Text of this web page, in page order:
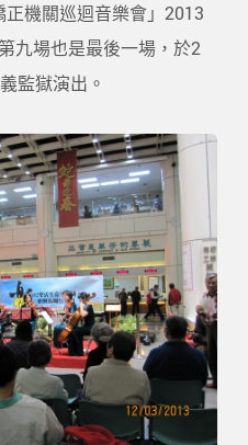
正機關巡迴音樂會」2013
九場也是最後一場，於2
監獄演出。